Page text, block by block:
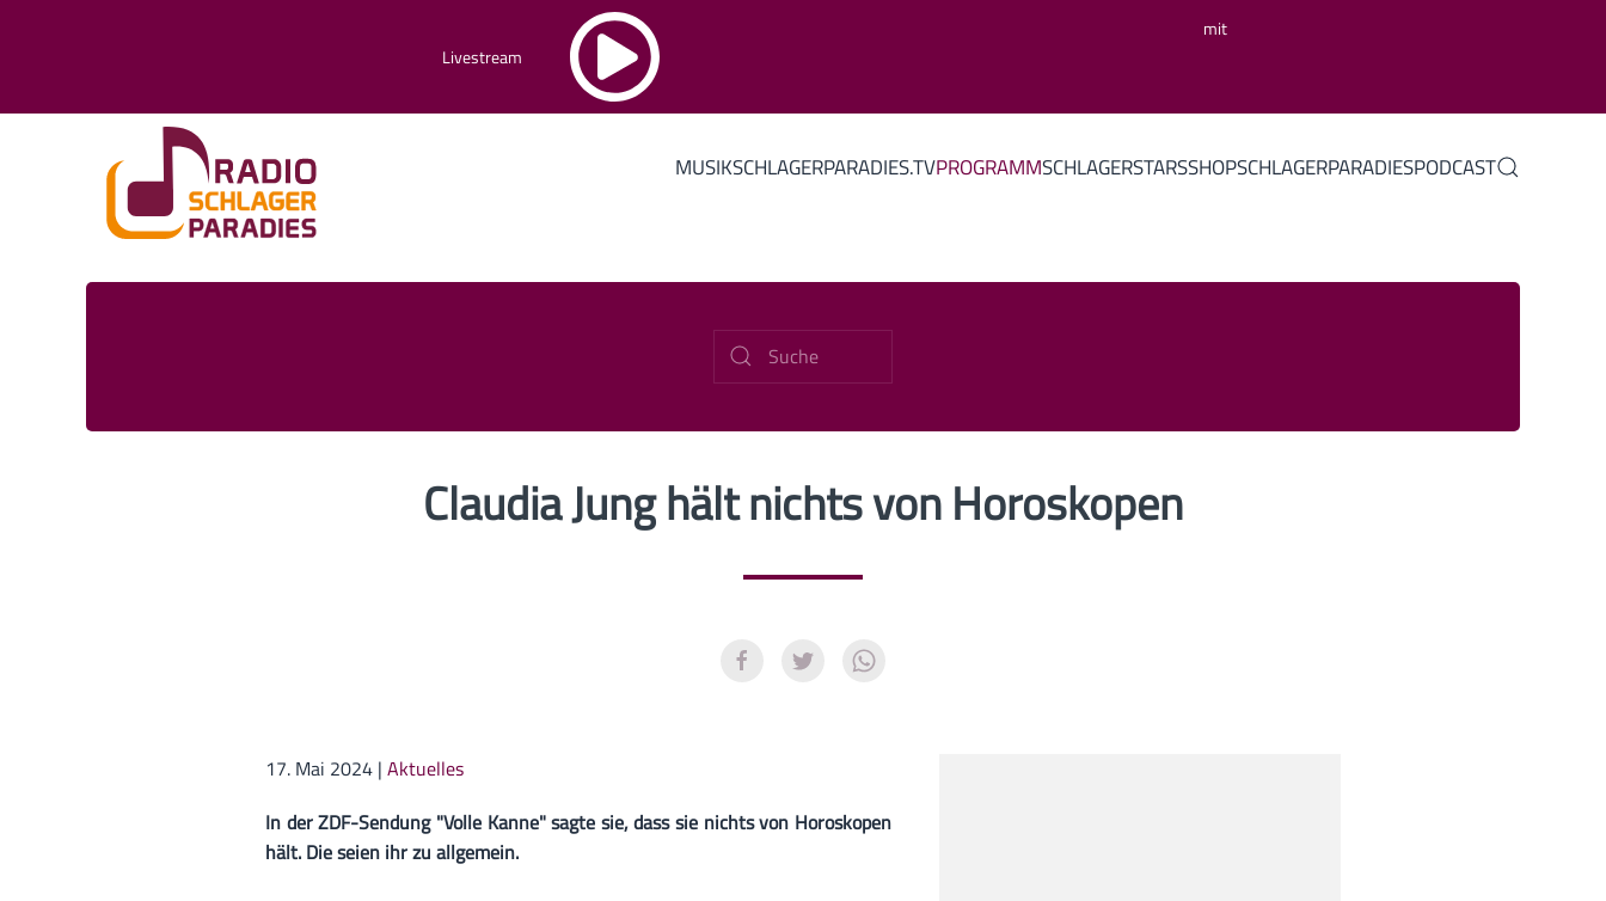
Livestream
mit
MUSIKSCHLAGERPARADIES.TVPROGRAMMSCHLAGERSTARSSHOPSCHLAGERPARADIESPODCAST
Claudia Jung hält nichts von Horoskopen
17. Mai 2024 | Aktuelles
In der ZDF-Sendung "Volle Kanne" sagte sie, dass sie nichts von Horoskopen
hält. Die seien ihr zu allgemein.